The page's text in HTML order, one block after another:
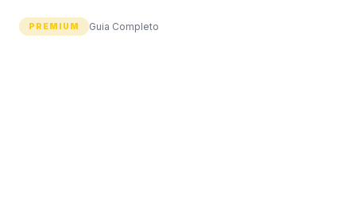
PREMIUM Guia Completo